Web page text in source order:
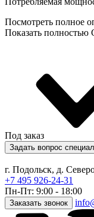
Посмотреть полное
Показать полностью
Под заказ
Задать вопрос
г. Подольск, д.
+7 495 926-24-31
Пн-Пт: 9:00 - 18:00
Заказать звонок